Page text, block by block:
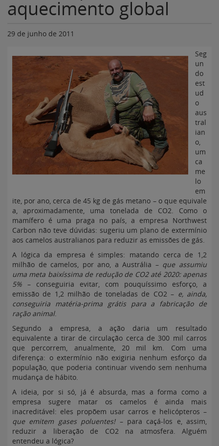
aquecimento global
29 de junho de 2011
Seg
un
do
est
ud
o
aus
tral
ian
o,
um
ca
me
lo
em
ite, por ano, cerca de 45 kg de gás metano – o que equivale
a, aproximadamente, uma tonelada de CO2. Como o
mamífero é uma praga no país, a empresa Northwest
Carbon não teve dúvidas: sugeriu um plano de extermínio
aos camelos australianos para reduzir as emissões de gás.
A lógica da empresa é simples: matando cerca de 1,2
milhão de camelos, por ano, a Austrália – que assumiu
uma meta baixíssima de redução de CO2 até 2020: apenas
5% – conseguiria evitar, com pouquíssimo esforço, a
emissão de 1,2 milhão de toneladas de CO2 – e, ainda,
conseguiria matéria-prima grátis para a fabricação de
ração animal.
Segundo a empresa, a ação daria um resultado
equivalente a tirar de circulação cerca de 300 mil carros
que percorrem, anualmente, 20 mil km. Com uma
diferença: o extermínio não exigiria nenhum esforço da
população, que poderia continuar vivendo sem nenhuma
mudança de hábito.
A ideia, por si só, já é absurda, mas a forma como a
empresa sugere matar os camelos é ainda mais
inacreditável: eles propõem usar carros e helicópteros –
que emitem gases poluentes!– para caçá-los e, assim,
reduzir a liberação de CO2 na atmosfera. Alguém
entendeu a lógica?